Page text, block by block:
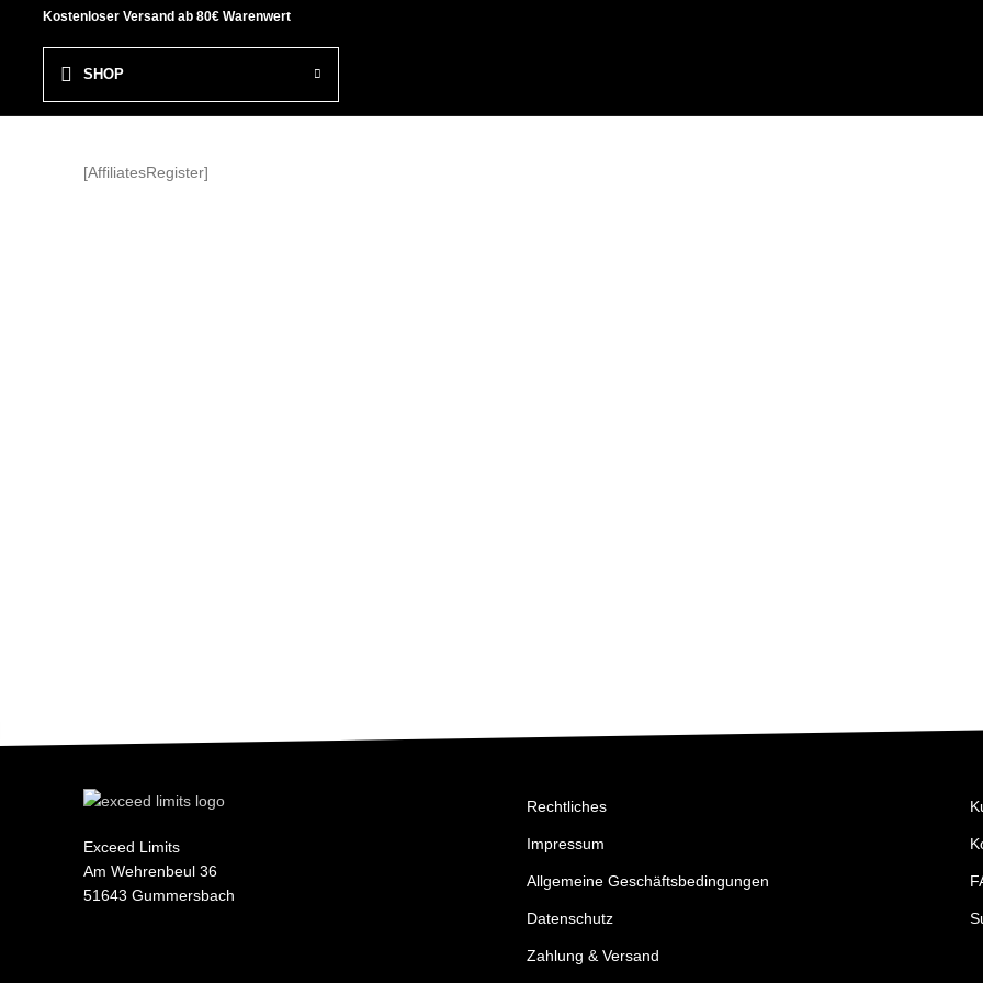
Kostenloser Versand ab 80€ Warenwert
SHOP
[AffiliatesRegister]
Exceed Limits
Am Wehrenbeul 36
51643 Gummersbach
Rechtliches
Impressum
Allgemeine Geschäftsbedingungen
Datenschutz
Zahlung & Versand